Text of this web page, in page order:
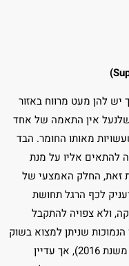
אך יש להן מעט מרווח באזור
אין התאמה של אחד
מאותו החומר. הבד
להתאים אליו על מנת
זאת, החלק האמצעי של
לכף הרגל תחושת
ולא צפויה להתקבל
שניתן למצוא בשוק
(וזה מפתיע כשאנחנו מדברים פה על דגם משנת 2016), אך עדיין